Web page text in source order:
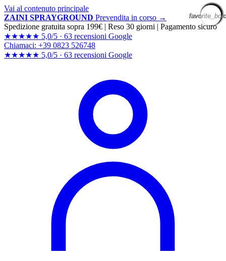
Vai al contenuto principale
ZAINI SPRAYGROUND Prevendita in corso →
Spedizione gratuita sopra 199€ | Reso 30 giorni | Pagamento sicuro
★★★★★ 5,0/5 · 63 recensioni Google
Chiamaci: +39 0823 526748
★★★★★ 5,0/5 · 63 recensioni Google